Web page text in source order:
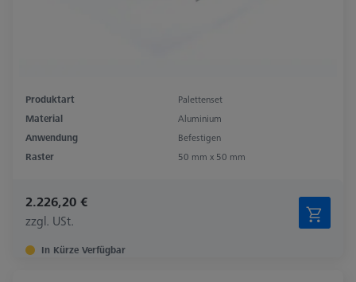
Produktart
Palettenset
Material
Aluminium
Anwendung
Befestigen
Raster
50 mm x 50 mm
2.226,20 €
zzgl. USt.
In Kürze Verfügbar